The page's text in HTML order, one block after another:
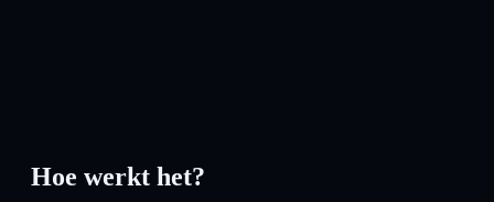
Hoe werkt het?